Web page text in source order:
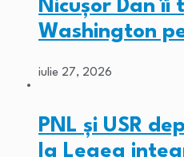
Nicușor Dan îi
Washington
iulie 27, 2026
PNL și USR
la Legea